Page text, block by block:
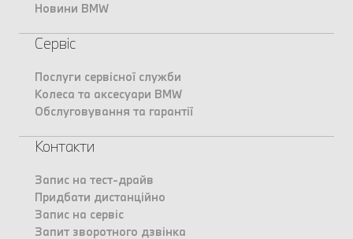
Новини BMW
Сервіс
Послуги сервісної служби
Колеса та аксесуари BMW
Обслуговування та гарантії
Контакти
Запис на тест-драйв
Придбати дистанційно
Запис на сервіс
Запит зворотного дзвінка